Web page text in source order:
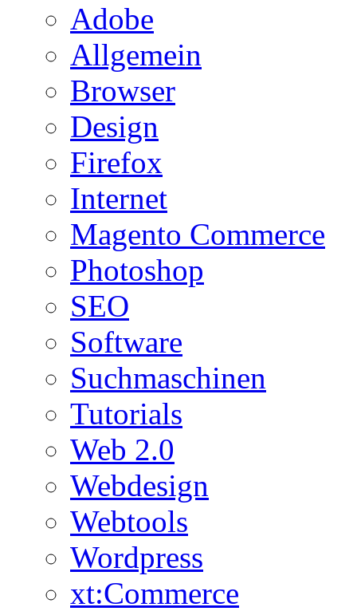
Adobe
Allgemein
Browser
Design
Firefox
Internet
Magento Commerce
Photoshop
SEO
Software
Suchmaschinen
Tutorials
Web 2.0
Webdesign
Webtools
Wordpress
xt:Commerce